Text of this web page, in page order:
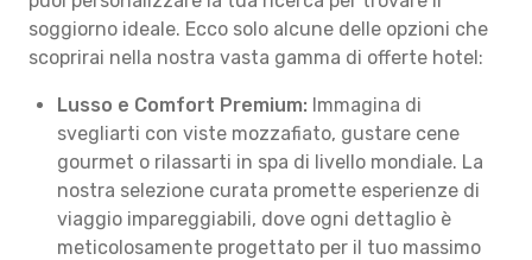
soggiorno ideale. Ecco solo alcune delle opzioni che
scoprirai nella nostra vasta gamma di offerte hotel:
Lusso e Comfort Premium: Immagina di
svegliarti con viste mozzafiato, gustare cene
gourmet o rilassarti in spa di livello mondiale. La
nostra selezione curata promette esperienze di
viaggio impareggiabili, dove ogni dettaglio è
meticolosamente progettato per il tuo massimo